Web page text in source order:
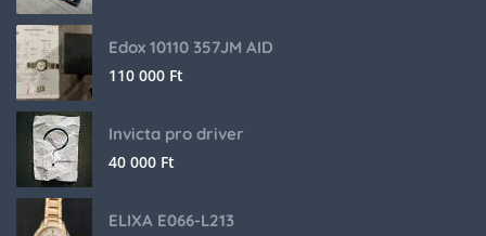
Edox 10110 357JM AID
110 000 Ft
Invicta pro driver
40 000 Ft
ELIXA E066-L213